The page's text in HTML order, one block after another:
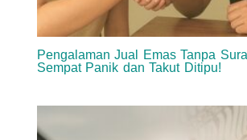
Pengalaman Jual Emas Tanpa
Sempat Panik dan Takut Ditipu!